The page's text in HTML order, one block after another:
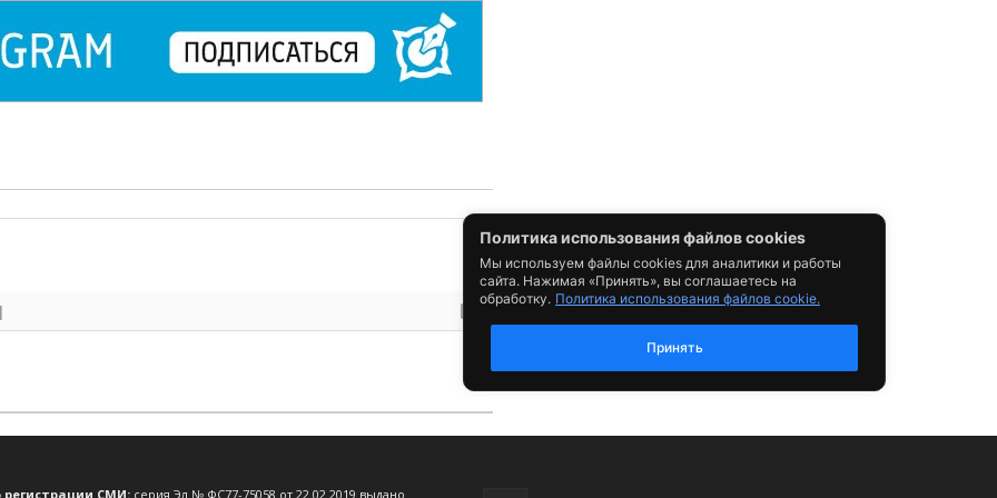
регистрации СМИ: серия Эл № ФС77-75058 от 22.02.2019 выдано